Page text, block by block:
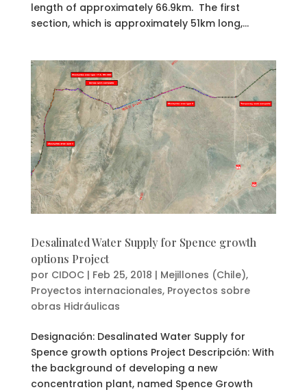
length of approximately 66.9km. The first
section, which is approximately 51km long,...
Desalinated Water Supply for Spence growth
options Project
por CIDOC| Feb 25, 2018 | Mejillones (Chile),
Proyectos internacionales, Proyectos sobre
obras Hidráulicas
Designación: Desalinated Water Supply for
Spence growth options Project Descripción: With
the background of developing a new
concentration plant, named Spence Growth